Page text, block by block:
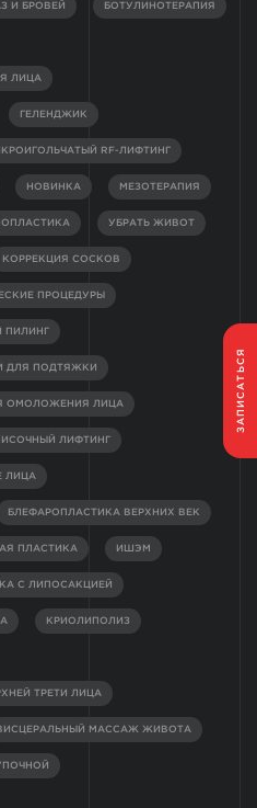
ЗАПИСАТЬСЯ
И БРОВЕЙ БОТУЛИНОТЕРАПИЯ
ЛИЦА
ГЕЛЕНДЖИК
RF-ЛИФТИНГ
НОВИНКА МЕЗОТЕРАПИЯ
УБРАТЬ ЖИВОТ
КОРРЕКЦИЯ СОСКОВ
ПРОЦЕДУРЫ
ПИЛИНГ
ДЛЯ ПОДТЯЖКИ
ОМОЛОЖЕНИЯ ЛИЦА
ЛИФТИНГ
ЛИЦА
БЛЕФАРОПЛАСТИКА ВЕРХНИХ ВЕК
ПЛАСТИКА ИШЭМ
С ЛИПОСАКЦИЕЙ
КРИОЛИПОЛИЗ
ТРЕТИ ЛИЦА
МАССАЖ ЖИВОТА